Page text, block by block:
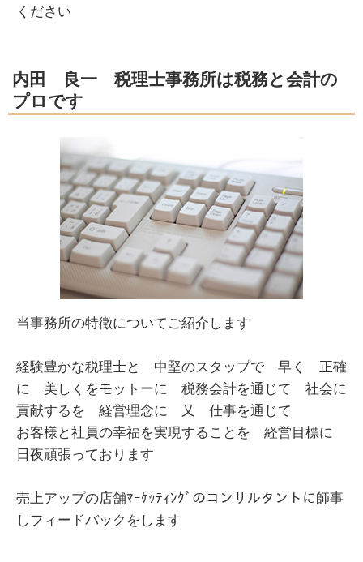
ください
内田 良一 税理士事務所は税務と会計の
プロです
当事務所の特徴についてご紹介します
経験豊かな税理士と 中堅のスタップで 早く 正確
に 美しくをモットーに 税務会計を通じて 社会に
貢献するを 経営理念に 又 仕事を通じて
お客様と社員の幸福を実現することを 経営目標に
日夜頑張っております
売上アップの店舗ﾏｰｹｯﾃｨﾝｸﾞのコンサルタントに師事
しフィードバックをします